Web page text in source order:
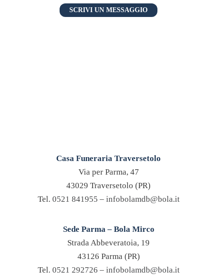
SCRIVI UN MESSAGGIO
Casa Funeraria Traversetolo
Via per Parma, 47
43029 Traversetolo (PR)
Tel. 0521 841955 – infobolamdb@bola.it
Sede Parma – Bola Mirco
Strada Abbeveratoia, 19
43126 Parma (PR)
Tel. 0521 292726 – infobolamdb@bola.it